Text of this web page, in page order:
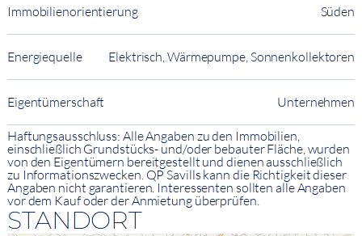
Immobilienorientierung Süden
Energiequelle Elektrisch, Wärmepumpe, Sonnenkollektoren
Eigentümerschaft Unternehmen
Haftungsausschluss: Alle Angaben zu den Immobilien,
einschließlich Grundstücks- und/oder bebauter Fläche, wurden
von den Eigentümern bereitgestellt und dienen ausschließlich
zu Informationszwecken. QP Savills kann die Richtigkeit dieser
Angaben nicht garantieren. Interessenten sollten alle Angaben
vor dem Kauf oder der Anmietung überprüfen.
STANDORT